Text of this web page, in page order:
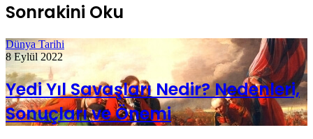
Sonrakini Oku
Dünya Tarihi
8 Eylül 2022
Yedi Yıl Savaşları Nedir? Nedenleri,
Sonuçları ve Önemi